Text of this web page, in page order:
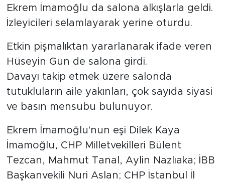
Ekrem İmamoğlu da salona alkışlarla geldi.
İzleyicileri selamlayarak yerine oturdu.
Etkin pişmalıktan yararlanarak ifade veren
Hüseyin Gün de salona girdi.
Davayı takip etmek üzere salonda
tutukluların aile yakınları, çok sayıda siyasi
ve basın mensubu bulunuyor.
Ekrem İmamoğlu'nun eşi Dilek Kaya
İmamoğlu, CHP Milletvekilleri Bülent
Tezcan, Mahmut Tanal, Aylin Nazlıaka; İBB
Başkanvekili Nuri Aslan; CHP İstanbul İl